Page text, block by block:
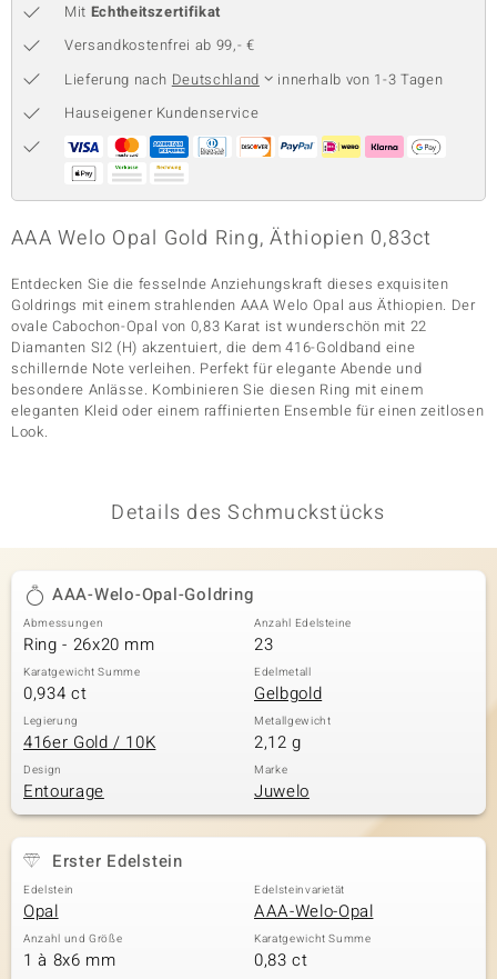
Collection
Classics
Mit Echtheitszertifikat
Versandkostenfrei ab 99,- €
Lieferung nach Deutschland
innerhalb von 1-3 Tagen
Hauseigener Kundenservice
AAA Welo Opal Gold Ring, Äthiopien 0,83ct
Entdecken Sie die fesselnde Anziehungskraft dieses exquisiten
Goldrings mit einem strahlenden AAA Welo Opal aus Äthiopien. Der
ovale Cabochon-Opal von 0,83 Karat ist wunderschön mit 22
Diamanten SI2 (H) akzentuiert, die dem 416-Goldband eine
schillernde Note verleihen. Perfekt für elegante Abende und
besondere Anlässe. Kombinieren Sie diesen Ring mit einem
eleganten Kleid oder einem raffinierten Ensemble für einen zeitlosen
Look.
Details des Schmuckstücks
AAA-Welo-Opal-Goldring
Abmessungen
Ring - 26x20 mm
Anzahl Edelsteine
23
Karatgewicht Summe
0,934 ct
Edelmetall
Gelbgold
Legierung
416er Gold / 10K
Metallgewicht
2,12 g
Design
Entourage
Marke
Juwelo
Erster Edelstein
Edelstein
Opal
Edelsteinvarietät
AAA-Welo-Opal
Anzahl und Größe
1 à 8x6 mm
Karatgewicht Summe
0,83 ct